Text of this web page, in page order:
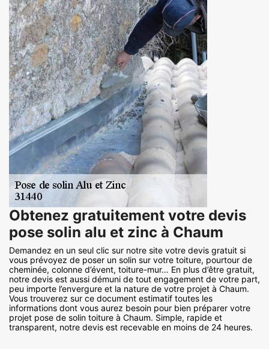
Obtenez gratuitement votre devis
pose solin alu et zinc à Chaum
Demandez en un seul clic sur notre site votre devis gratuit si
vous prévoyez de poser un solin sur votre toiture, pourtour de
cheminée, colonne d’évent, toiture-mur… En plus d’être gratuit,
notre devis est aussi démuni de tout engagement de votre part,
peu importe l’envergure et la nature de votre projet à Chaum.
Vous trouverez sur ce document estimatif toutes les
informations dont vous aurez besoin pour bien préparer votre
projet pose de solin toiture à Chaum. Simple, rapide et
transparent, notre devis est recevable en moins de 24 heures.